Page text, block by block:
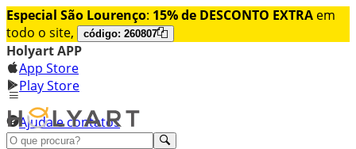
Especial São Lourenço: 15% de DESCONTO EXTRA em
todo o site,
código: 260807
Holyart APP
App Store
Play Store
Ajuda e contatos
Conheça premium